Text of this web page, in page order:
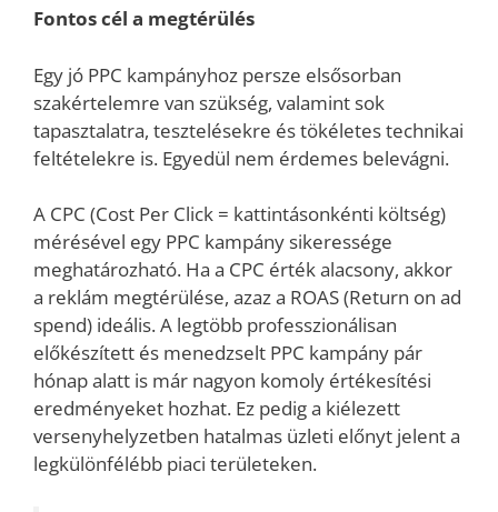
Fontos cél a megtérülés
Egy jó PPC kampányhoz persze elsősorban
szakértelemre van szükség, valamint sok
tapasztalatra, tesztelésekre és tökéletes technikai
feltételekre is. Egyedül nem érdemes belevágni.
A CPC (Cost Per Click = kattintásonkénti költség)
mérésével egy PPC kampány sikeressége
meghatározható. Ha a CPC érték alacsony, akkor
a reklám megtérülése, azaz a ROAS (Return on ad
spend) ideális. A legtöbb professzionálisan
előkészített és menedzselt PPC kampány pár
hónap alatt is már nagyon komoly értékesítési
eredményeket hozhat. Ez pedig a kiélezett
versenyhelyzetben hatalmas üzleti előnyt jelent a
legkülönfélébb piaci területeken.